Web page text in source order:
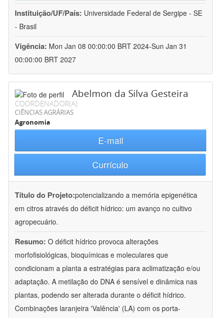
Instituição/UF/País: Universidade Federal de Sergipe - SE
- Brasil
Vigência: Mon Jan 08 00:00:00 BRT 2024-Sun Jan 31
00:00:00 BRT 2027
Abelmon da Silva Gesteira
COORDENADOR(A)
CIÊNCIAS AGRÁRIAS
Agronomia
E-mail
Currículo
Título do Projeto:potencializando a memória epigenética
em citros através do déficit hídrico: um avanço no cultivo
agropecuário.
Resumo: O déficit hídrico provoca alterações
morfofisiológicas, bioquímicas e moleculares que
condicionam a planta a estratégias para aclimatização e/ou
adaptação. A metilação do DNA é sensível e dinâmica nas
plantas, podendo ser alterada durante o déficit hídrico.
Combinações laranjeira 'Valência' (LA) com os porta-